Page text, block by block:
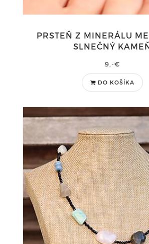
PRSTEŇ Z MINERÁLU
SLNEČNÝ
9,-€
DO KOŠÍKA